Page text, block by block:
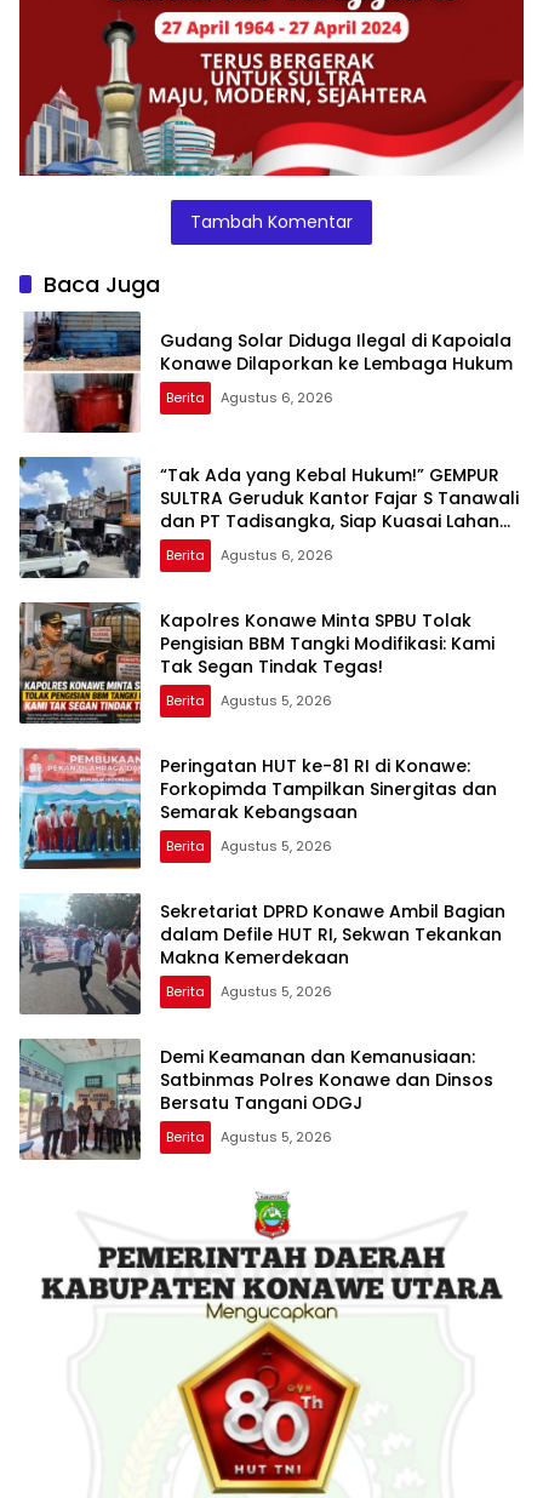
Tambah Komentar
Baca Juga
Gudang Solar Diduga Ilegal di Kapoiala
Konawe Dilaporkan ke Lembaga Hukum
Berita Agustus 6, 2026
“Tak Ada yang Kebal Hukum!” GEMPUR
SULTRA Geruduk Kantor Fajar S Tanawali
dan PT Tadisangka, Siap Kuasai Lahan
Puuwatu
Berita Agustus 6, 2026
Kapolres Konawe Minta SPBU Tolak
Pengisian BBM Tangki Modifikasi: Kami
Tak Segan Tindak Tegas!
Berita Agustus 5, 2026
Peringatan HUT ke-81 RI di Konawe:
Forkopimda Tampilkan Sinergitas dan
Semarak Kebangsaan
Berita Agustus 5, 2026
Sekretariat DPRD Konawe Ambil Bagian
dalam Defile HUT RI, Sekwan Tekankan
Makna Kemerdekaan
Berita Agustus 5, 2026
Demi Keamanan dan Kemanusiaan:
Satbinmas Polres Konawe dan Dinsos
Bersatu Tangani ODGJ
Berita Agustus 5, 2026